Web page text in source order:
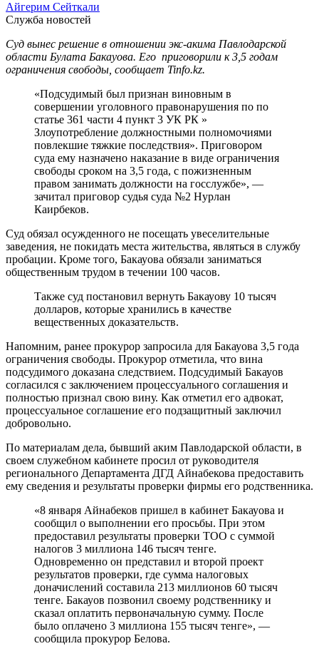
Айгерим Сейткали
Служба новостей
Суд вынес решение в отношении экс-акима Павлодарской
области Булата Бакауова. Его приговорили к 3,5 годам
ограничения свободы, сообщает Tinfo.kz.
«Подсудимый был признан виновным в
совершении уголовного правонарушения по по
статье 361 части 4 пункт 3 УК РК »
Злоупотребление должностными полномочиями
повлекшие тяжкие последствия». Приговором
суда ему назначено наказание в виде ограничения
свободы сроком на 3,5 года, с пожизненным
правом занимать должности на госслужбе», —
зачитал приговор судья суда №2 Нурлан
Каирбеков.
Суд обязал осужденного не посещать увеселительные
заведения, не покидать места жительства, являться в службу
пробации. Кроме того, Бакауова обязали заниматься
общественным трудом в течении 100 часов.
Также суд постановил вернуть Бакауову 10 тысяч
долларов, которые хранились в качестве
вещественных доказательств.
Напомним, ранее прокурор запросила для Бакауова 3,5 года
ограничения свободы. Прокурор отметила, что вина
подсудимого доказана следствием. Подсудимый Бакауов
согласился с заключением процессуального соглашения и
полностью признал свою вину. Как отметил его адвокат,
процессуальное соглашение его подзащитный заключил
добровольно.
По материалам дела, бывший аким Павлодарской области, в
своем служебном кабинете просил от руководителя
регионального Департамента ДГД Айнабекова предоставить
ему сведения и результаты проверки фирмы его родственника.
«8 января Айнабеков пришел в кабинет Бакауова и
сообщил о выполнении его просьбы. При этом
предоставил результаты проверки ТОО с суммой
налогов 3 миллиона 146 тысяч тенге.
Одновременно он представил и второй проект
результатов проверки, где сумма налоговых
доначислений составила 213 миллионов 60 тысяч
тенге. Бакауов позвонил своему родственнику и
сказал оплатить первоначальную сумму. После
было оплачено 3 миллиона 155 тысяч тенге», —
сообщила прокурор Белова.